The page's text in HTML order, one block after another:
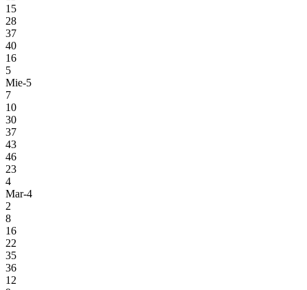
15
28
37
40
16
5
Mie-5
7
10
30
37
43
46
23
4
Mar-4
2
8
16
22
35
36
12